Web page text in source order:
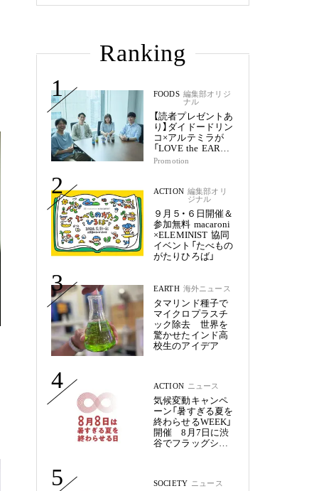
Ranking
1
FOODS 編集部オリジ
ナル
【読者プレゼントあ
り】ダイドードリン
コ×アルテミラが
「LOVE the EARTH
シリーズ」で目指す
Promotion
2 ACTION 編集部オリ
ジナル
９月５・６日開催＆
参加無料 macaroni
×ELEMINIST 協同
イベント「たべもの
がたりひろば」
3 EARTH 海外ニュース
タマリンド種子で
マイクロプラスチ
ック除去 世界を
驚かせたインド高
校生のアイデア
4 ACTION ニュース
気候変動キャンペ
ーン「暑すぎる夏を
終わらせるWEEK」
開催 8月7日に渋
谷でフラッグシッ
5 SOCIETY ニュース